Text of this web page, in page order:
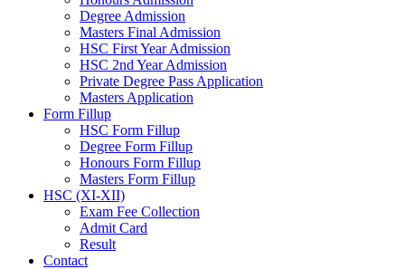
Degree Admission
Masters Final Admission
HSC First Year Admission
HSC 2nd Year Admission
Private Degree Pass Application
Masters Application
Form Fillup
HSC Form Fillup
Degree Form Fillup
Honours Form Fillup
Masters Form Fillup
HSC (XI-XII)
Exam Fee Collection
Admit Card
Result
Contact